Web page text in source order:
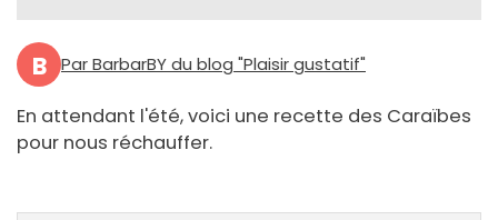
B Par BarbarBY du blog "Plaisir gustatif"
En attendant l'été, voici une recette des Caraïbes
pour nous réchauffer.